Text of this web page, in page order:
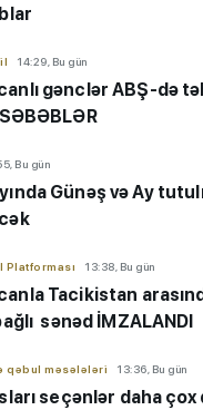
14:29, Bu gün
gənclər ABŞ-də
Bu gün
Günəş və Ay
Platforması 13:38, Bu gün
Tacikistan
sənəd İMZALANDI
qəbul məsələləri 13:36, Bu gün
seçənlər daha çox